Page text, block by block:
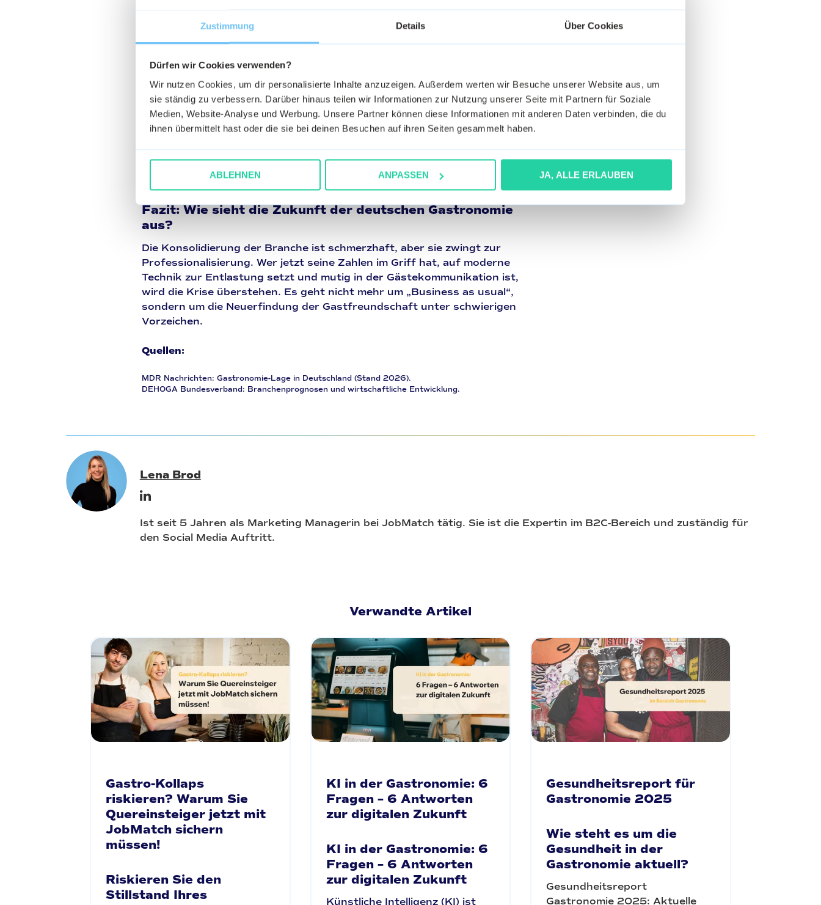
Zustimmung Details Über Cookies
Dürfen wir Cookies verwenden?
Wir nutzen Cookies, um dir personalisierte Inhalte anzuzeigen. Außerdem werten wir Besuche unserer Website aus, um
sie ständig zu verbessern. Darüber hinaus teilen wir Informationen zur Nutzung unserer Seite mit Partnern für Soziale
Medien, Website-Analyse und Werbung. Unsere Partner können diese Informationen mit anderen Daten verbinden, die du
ihnen übermittelt hast oder die sie bei deinen Besuchen auf ihren Seiten gesammelt haben.
ABLEHNEN ANPASSEN JA, ALLE ERLAUBEN
vorhandene Personal. Das Ziel ist nicht, den Menschen zu ersetzen,
sondern ihm den Rücken für echte Gastfreundschaft freizuhalten.
Welche Konzepte funktionieren in der Krise noch?
Trotz der schwierigen Lage gibt es Gewinner. Betriebe, die auf„Hyper-
Lokalität“und„Erlebnis-Gastronomie“setzen, können oft höhere Preise
durchsetzen. Der Gast von 2026 sucht keinen bloßen Sattmacher,
Authentizität und eine klare Geschichte hinter den Produkten
(Storytelling) sind heute härtere Währungen denn je.
Fazit: Wie sieht die Zukunft der deutschen Gastronomie
aus?
Die Konsolidierung der Branche ist schmerzhaft, aber sie zwingt zur
Professionalisierung. Wer jetzt seine Zahlen im Griff hat, auf moderne
Technik zur Entlastung setzt und mutig in der Gästekommunikation ist,
wird die Krise überstehen. Es geht nicht mehr um „Business as usual“,
sondern um die Neuerfindung der Gastfreundschaft unter schwierigen
Vorzeichen.
Quellen:
MDR Nachrichten: Gastronomie-Lage in Deutschland (Stand 2026).
DEHOGA Bundesverband: Branchenprognosen und wirtschaftliche Entwicklung.
Lena Brod
Ist seit 5 Jahren als Marketing Managerin bei JobMatch tätig. Sie ist die Expertin im B2C-Bereich und zuständig für
den Social Media Auftritt.
Verwandte Artikel
Gastro-Kollaps
riskieren? Warum Sie
Quereinsteiger jetzt mit
JobMatch sichern
müssen!
Riskieren Sie den
Stillstand Ihres
KI in der Gastronomie: 6
Fragen – 6 Antworten
zur digitalen Zukunft
KI in der Gastronomie: 6
Fragen – 6 Antworten
zur digitalen Zukunft
Künstliche Intelligenz (KI) ist
Gesundheitsreport für
Gastronomie 2025
Wie steht es um die
Gesundheit in der
Gastronomie aktuell?
Gesundheitsreport
Gastronomie 2025: Aktuelle